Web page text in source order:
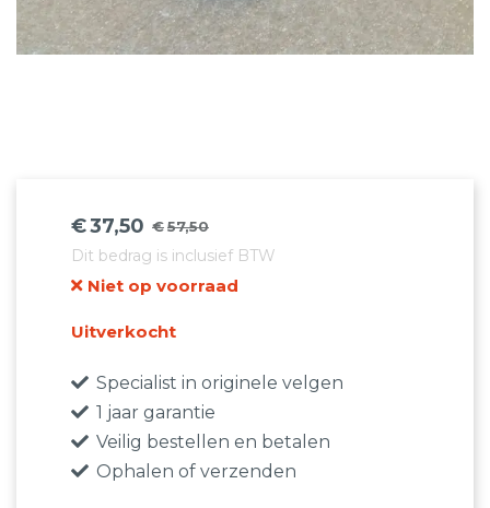
€57,50
Oorspronkelijke
prijs
was:
€57,50.
€37,50
Huidige
prijs
is:
€37,50.
Dit bedrag is inclusief BTW
Niet op voorraad
Uitverkocht
Specialist in originele velgen
1 jaar garantie
Veilig bestellen en betalen
Ophalen of verzenden